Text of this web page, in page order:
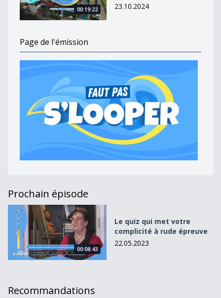
00:19:22
23.10.2024
Page de l'émission
Prochain épisode
Le quiz qui met votre complicité à rude épreuve
00:08:43
Le quiz qui met votre
complicité à rude épreuve
22.05.2023
Recommandations